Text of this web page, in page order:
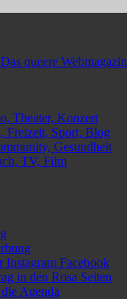
queere Webmagazin
Theater, Konzert
Freizeit, Sport, Blog
Gesundheit
TV, Film
Instagram Facebook
in den Rosa Seiten
Agenda